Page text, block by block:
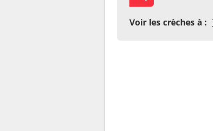
Voir les crèches à :